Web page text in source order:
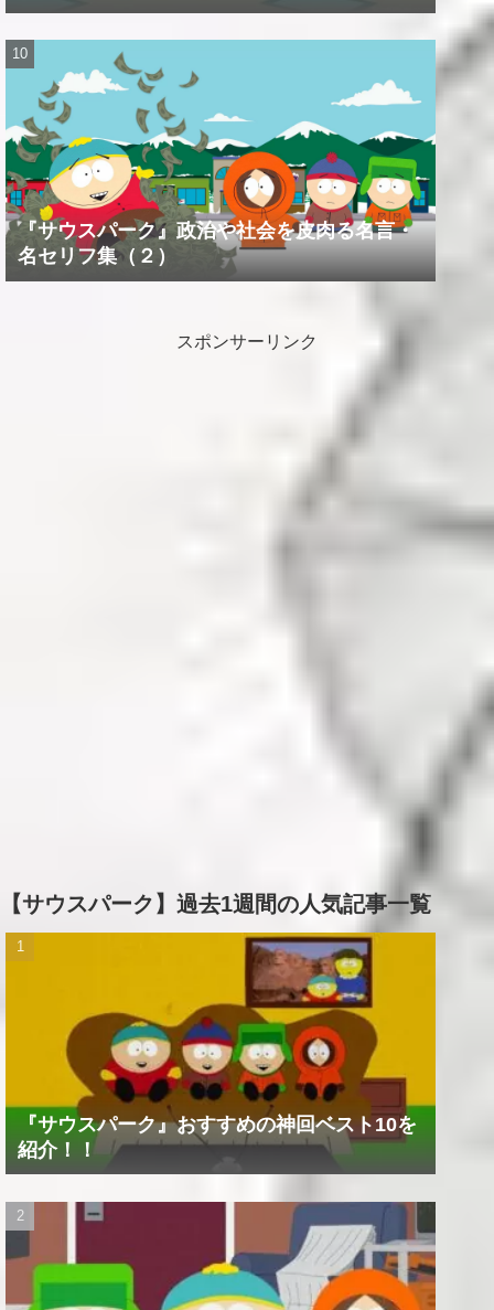
『サウスパーク』政治や社会を皮肉る名言・
名セリフ集（２）
スポンサーリンク
【サウスパーク】過去1週間の人気記事一覧
『サウスパーク』おすすめの神回ベスト10を
紹介！！